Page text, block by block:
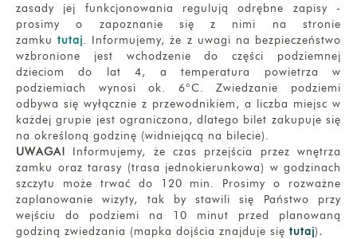
zasady jej funkcjonowania regulują odrębne zapisy -
prosimy o zapoznanie się z nimi na stronie
zamkututaj. Informujemy, że z uwagi na bezpieczeństwo
wzbronione jest wchodzenie do części podziemnej
dzieciom do lat 4, a temperatura powietrza w
podziemiach wynosi ok. 6°C. Zwiedzanie podziemi
odbywa się wyłącznie z przewodnikiem, a liczba miejsc w
każdej grupie jest ograniczona, dlatego bilet zakupuje się
na określoną godzinę (widniejącą na bilecie).
UWAGA! Informujemy, że czas przejścia przez wnętrza
zamku oraz tarasy (trasa jednokierunkowa) w godzinach
szczytu może trwać do 120 min. Prosimy o rozważne
zaplanowanie wizyty, tak by stawili się Państwo przy
wejściu do podziemi na 10 minut przed planowaną
godziną zwiedzania (mapka dojścia znajduje się tutaj).